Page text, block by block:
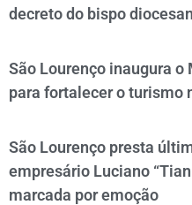
decreto do bispo
São Lourenço inaugura o
para fortalecer o turismo
São Lourenço presta
empresário Luciano
marcada por emoção